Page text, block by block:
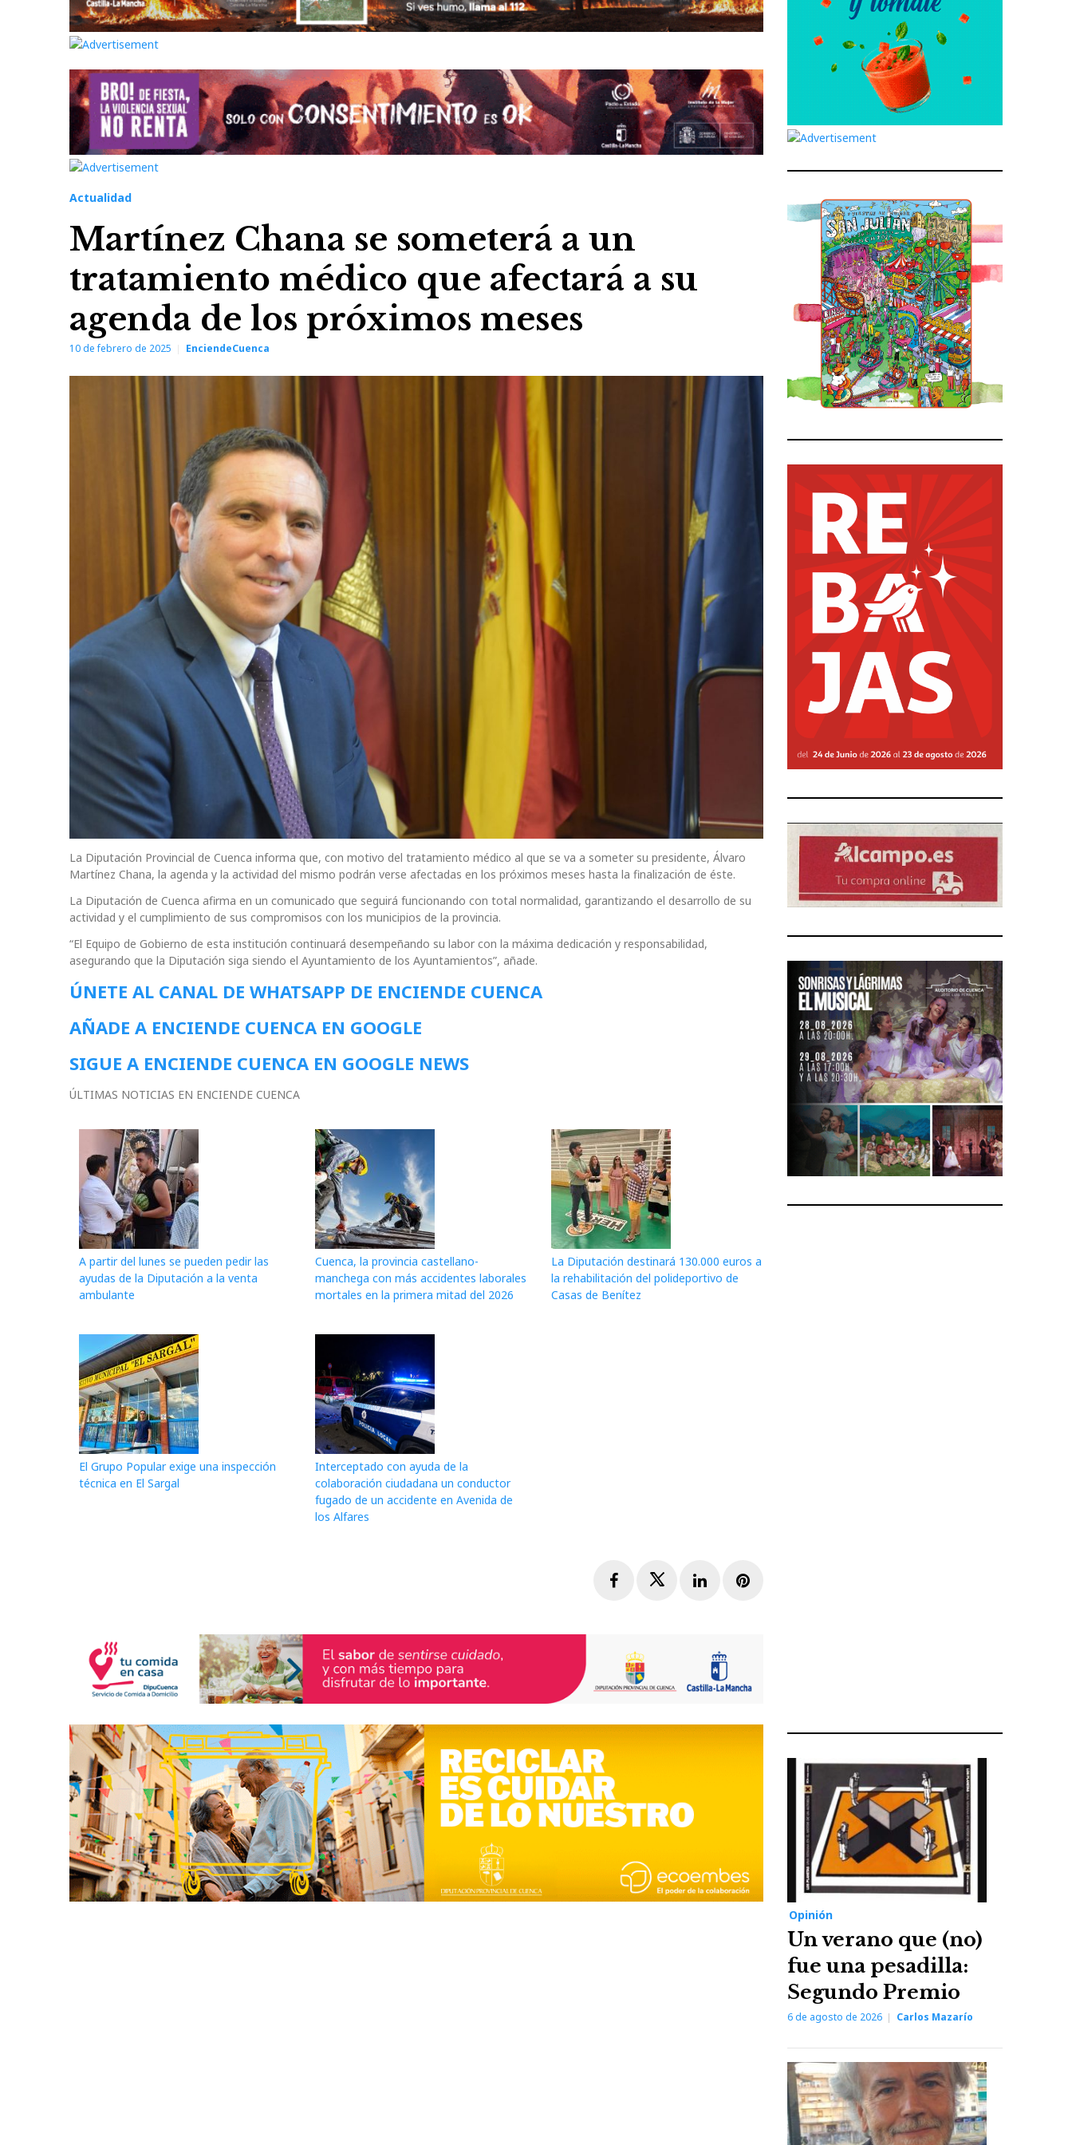
Actualidad
Martínez Chana se someterá a un
tratamiento médico que afectará a su
agenda de los próximos meses
10 de febrero de 2025 EnciendeCuenca
La Diputación Provincial de Cuenca informa que, con motivo del tratamiento médico al que se va a someter su presidente, Álvaro
Martínez Chana, la agenda y la actividad del mismo podrán verse afectadas en los próximos meses hasta la finalización de éste.
La Diputación de Cuenca afirma en un comunicado que seguirá funcionando con total normalidad, garantizando el desarrollo de su
actividad y el cumplimiento de sus compromisos con los municipios de la provincia.
“El Equipo de Gobierno de esta institución continuará desempeñando su labor con la máxima dedicación y responsabilidad,
asegurando que la Diputación siga siendo el Ayuntamiento de los Ayuntamientos”, añade.
ÚNETE AL CANAL DE WHATSAPP DE ENCIENDE CUENCA
AÑADE A ENCIENDE CUENCA EN GOOGLE
SIGUE A ENCIENDE CUENCA EN GOOGLE NEWS
ÚLTIMAS NOTICIAS EN ENCIENDE CUENCA
A partir del lunes se pueden pedir las
ayudas de la Diputación a la venta
ambulante
Cuenca, la provincia castellano-
manchega con más accidentes laborales
mortales en la primera mitad del 2026
La Diputación destinará 130.000 euros a
la rehabilitación del polideportivo de
Casas de Benítez
El Grupo Popular exige una inspección
técnica en El Sargal
Interceptado con ayuda de la
colaboración ciudadana un conductor
fugado de un accidente en Avenida de
los Alfares
FacebookTwitterLinkedInPinterest
Opinión
Un verano que (no)
fue una pesadilla:
Segundo Premio
6 de agosto de 2026 Carlos Mazarío